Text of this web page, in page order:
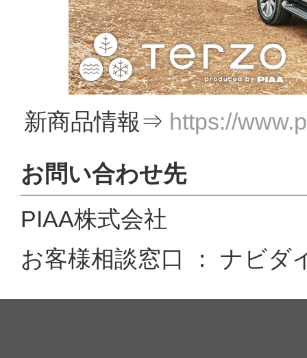
新商品情報⇒ https://
お問い合わせ先
PIAA株式会社
お客様相談窓口 ： ナビダ